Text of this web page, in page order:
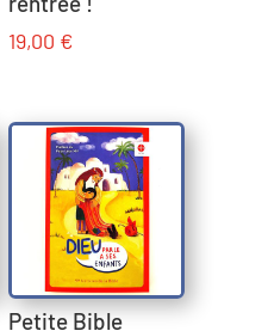
19,00 €
Petite Bible